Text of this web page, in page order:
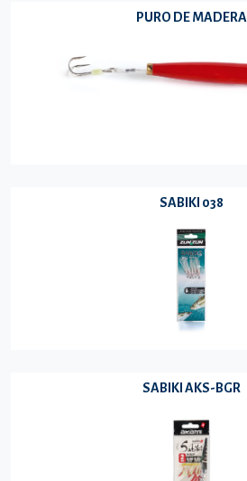
PURO DE MADERA
SABIKI 038
SABIKI AKS-BGR